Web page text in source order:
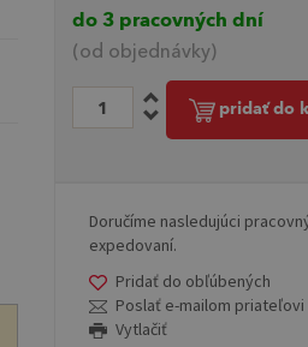
do 3 pracovných dní
(od objednávky)
pridať do
Doručíme nasledujúci
expedovaní.
Pridať do obľúbených
Poslať e-mailom priateľovi
Vytlačiť